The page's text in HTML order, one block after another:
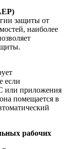
защиты от
наиболее
если
или приложения
помещается в
рабочих